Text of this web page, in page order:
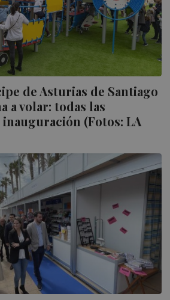
de Asturias de Santiago
a volar: todas las
(Fotos: LA